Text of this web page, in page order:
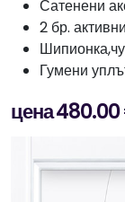
Сатенени
2 бр.
Гумени
цена